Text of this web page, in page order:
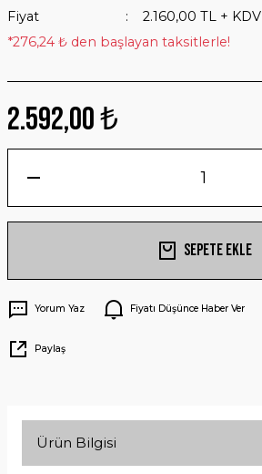
Fiyat
2.160,00 TL + KDV
*276,24 ₺ den başlayan taksitlerle!
2.592,00 ₺
Sepete Ekle
Yorum Yaz Fiyatı Düşünce Haber Ver
Paylaş
Ürün Bilgisi